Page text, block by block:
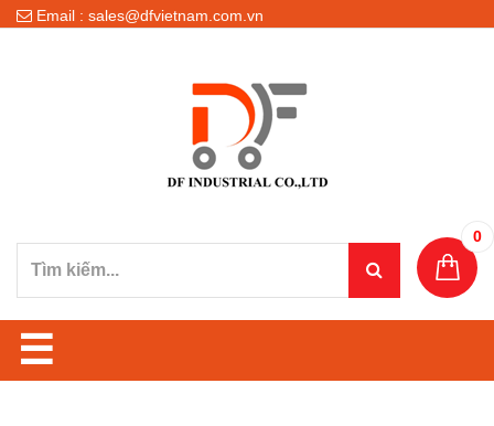
Email : sales@dfvietnam.com.vn
0
☰